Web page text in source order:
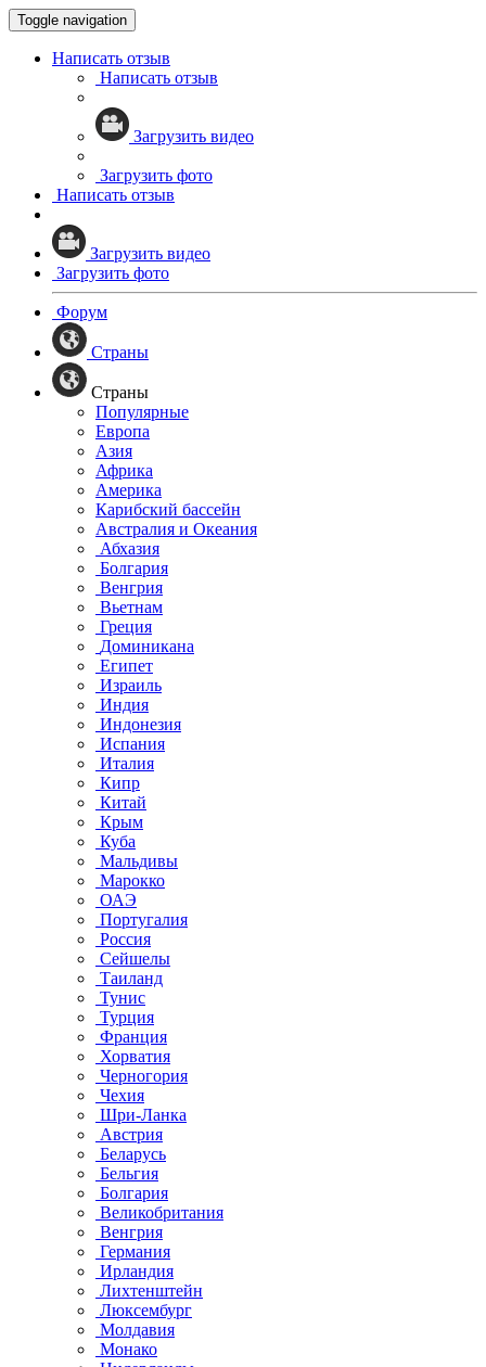
Toggle navigation
Написать отзыв
Написать отзыв
Загрузить видео
Загрузить фото
Написать отзыв
Загрузить видео
Загрузить фото
Форум
Страны
Страны
Популярные
Европа
Азия
Африка
Америка
Карибский бассейн
Австралия и Океания
Абхазия
Болгария
Венгрия
Вьетнам
Греция
Доминикана
Египет
Израиль
Индия
Индонезия
Испания
Италия
Кипр
Китай
Крым
Куба
Мальдивы
Марокко
ОАЭ
Португалия
Россия
Сейшелы
Таиланд
Тунис
Турция
Франция
Хорватия
Черногория
Чехия
Шри-Ланка
Австрия
Беларусь
Бельгия
Болгария
Великобритания
Венгрия
Германия
Ирландия
Лихтенштейн
Люксембург
Молдавия
Монако